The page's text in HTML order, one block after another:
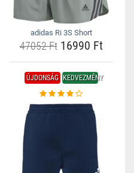
adidas Ri 3S Short
47052 Ft16990 Ft
ÚJDONSÁG KEDVEZMÉNY